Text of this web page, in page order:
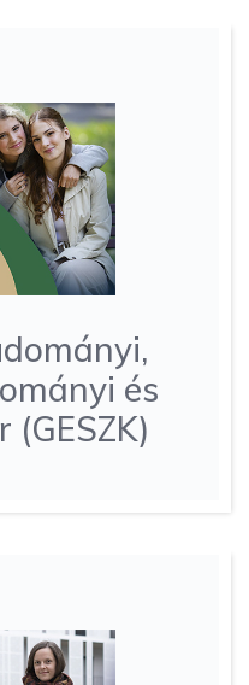
és
(GESZK)